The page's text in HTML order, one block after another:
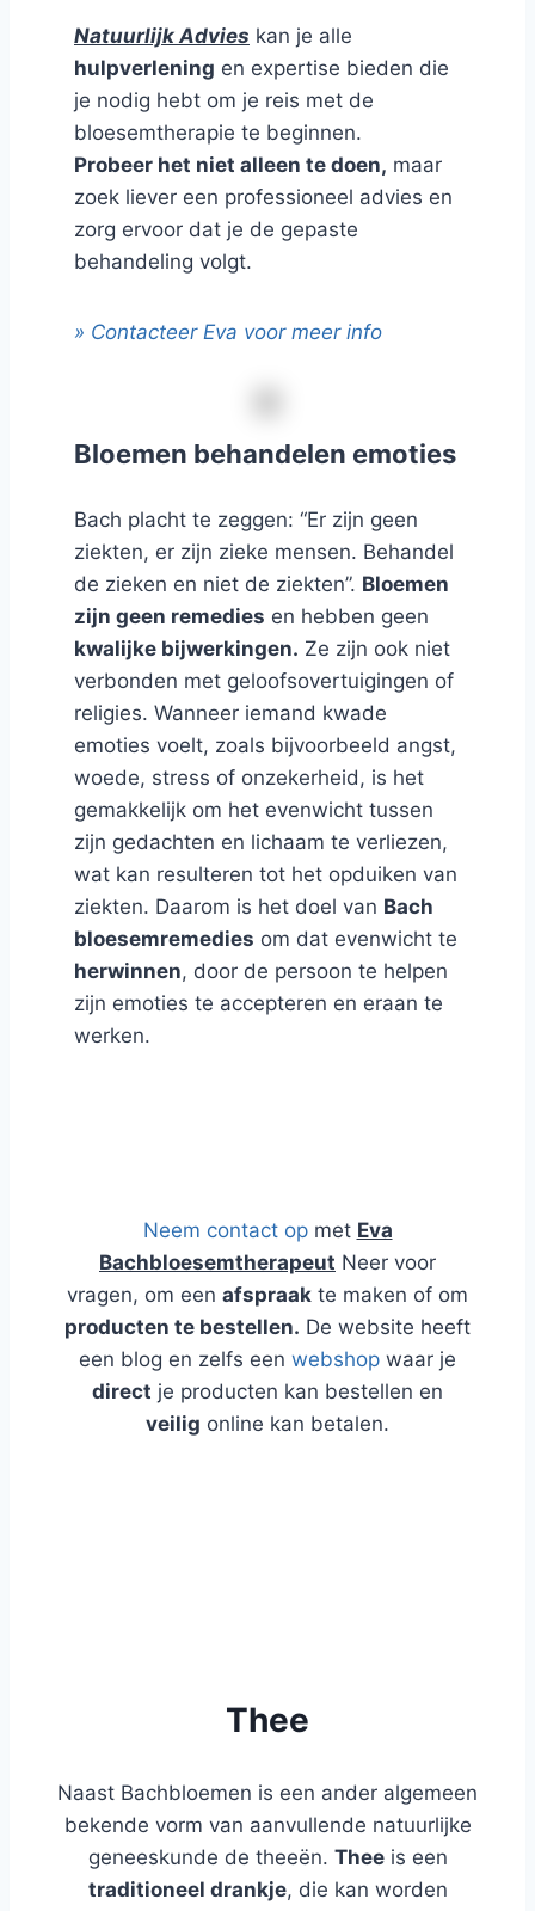
Natuurlijk Advies kan je alle
hulpverlening en expertise bieden die
je nodig hebt om je reis met de
bloesemtherapie te beginnen.
Probeer het niet alleen te doen, maar
zoek liever een professioneel advies en
zorg ervoor dat je de gepaste
behandeling volgt.
» Contacteer Eva voor meer info
Bloemen behandelen emoties
Bach placht te zeggen: “Er zijn geen
ziekten, er zijn zieke mensen. Behandel
de zieken en niet de ziekten”. Bloemen
zijn geen remedies en hebben geen
kwalijke bijwerkingen. Ze zijn ook niet
verbonden met geloofsovertuigingen of
religies. Wanneer iemand kwade
emoties voelt, zoals bijvoorbeeld angst,
woede, stress of onzekerheid, is het
gemakkelijk om het evenwicht tussen
zijn gedachten en lichaam te verliezen,
wat kan resulteren tot het opduiken van
ziekten. Daarom is het doel van Bach
bloesemremedies om dat evenwicht te
herwinnen, door de persoon te helpen
zijn emoties te accepteren en eraan te
werken.
Neem contact opmet Eva
Bachbloesemtherapeut Neer voor
vragen, om een afspraak te maken of om
producten te bestellen. De website heeft
een blog en zelfs een webshop waar je
direct je producten kan bestellen en
veilig online kan betalen.
Thee
Naast Bachbloemen is een ander algemeen
bekende vorm van aanvullende natuurlijke
geneeskunde de theeën. Theeis een
traditioneel drankje, die kan worden